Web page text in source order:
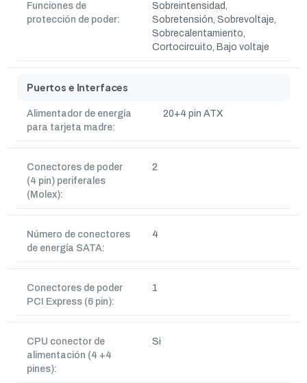
Funciones de
protección de poder:
Sobreintensidad,
Sobretensión, Sobrevoltaje,
Sobrecalentamiento,
Cortocircuito, Bajo voltaje
Puertos e Interfaces
Alimentador de energía
para tarjeta madre:
20+4 pin ATX
Conectores de poder
(4 pin) periferales
(Molex):
2
Número de conectores
de energía SATA:
4
Conectores de poder
PCI Express (6 pin):
1
CPU conector de
alimentación (4 +4
pines):
Si